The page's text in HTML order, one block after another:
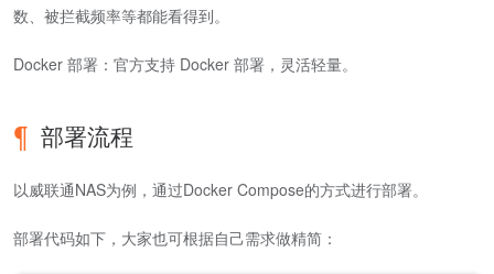
数、被拦截频率等都能看得到。
Docker 部署：官方支持 Docker 部署，灵活轻量。
部署流程
以威联通NAS为例，通过Docker Compose的方式进行部署。
部署代码如下，大家也可根据自己需求做精简：